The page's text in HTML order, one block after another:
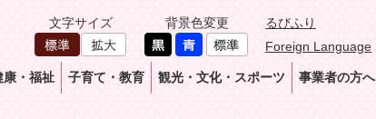
文字サイズ 背景色変更
るびふり
Foreign Language
康・福祉 子育て・教育 観光・文化・スポーツ 事業者の方へ